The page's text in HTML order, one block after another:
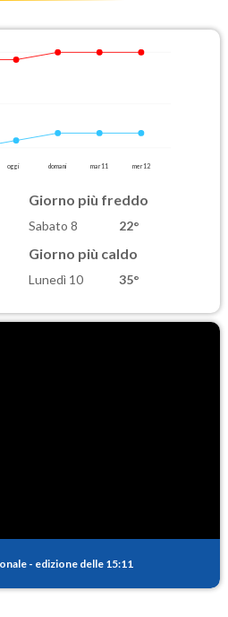
oggi domani mar 11 mer 12
Giorno più freddo
Sabato 8 22°
Giorno più caldo
Lunedì 10 35°
- edizione delle 15:11